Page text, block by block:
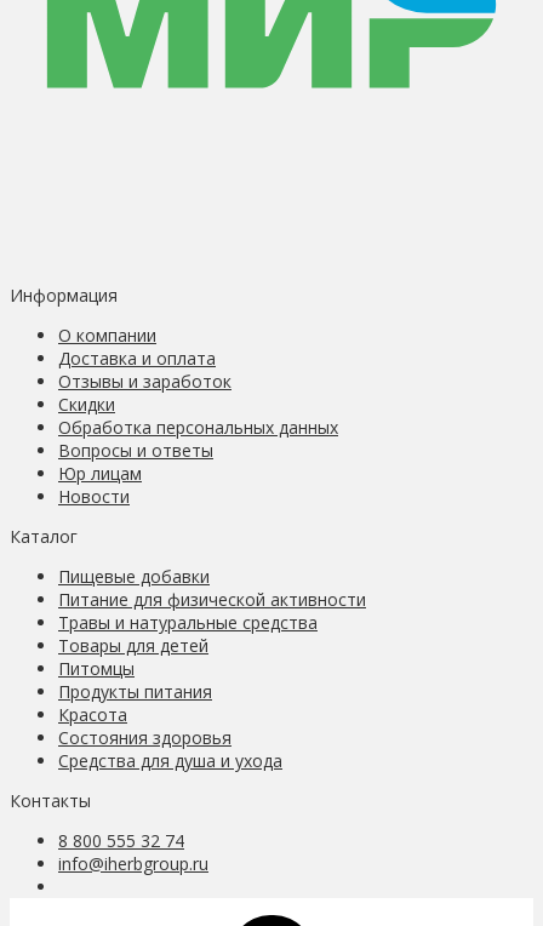
Информация
О компании
Доставка и оплата
Отзывы и заработок
Скидки
Обработка персональных данных
Вопросы и ответы
Юр лицам
Новости
Каталог
Пищевые добавки
Питание для физической активности
Травы и натуральные средства
Товары для детей
Питомцы
Продукты питания
Красота
Состояния здоровья
Средства для душа и ухода
Контакты
8 800 555 32 74
info@iherbgroup.ru